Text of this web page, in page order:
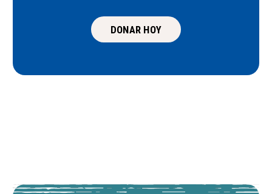
DONAR HOY